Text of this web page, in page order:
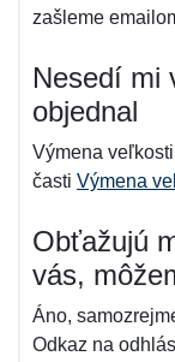
zašleme
Nesedí mi
objednal
Výmena
časti Výmena
Obťažujú
vás,
Áno,
Odkaz na